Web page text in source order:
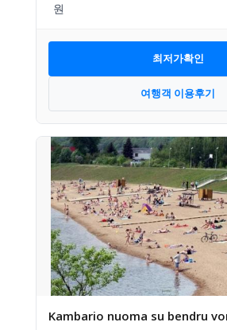
최저가확인
여행객 이용후기
Kambario nuoma su bendru